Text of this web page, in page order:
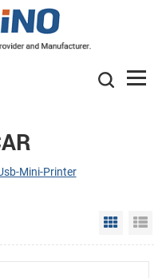
Mini-Printer
Grid